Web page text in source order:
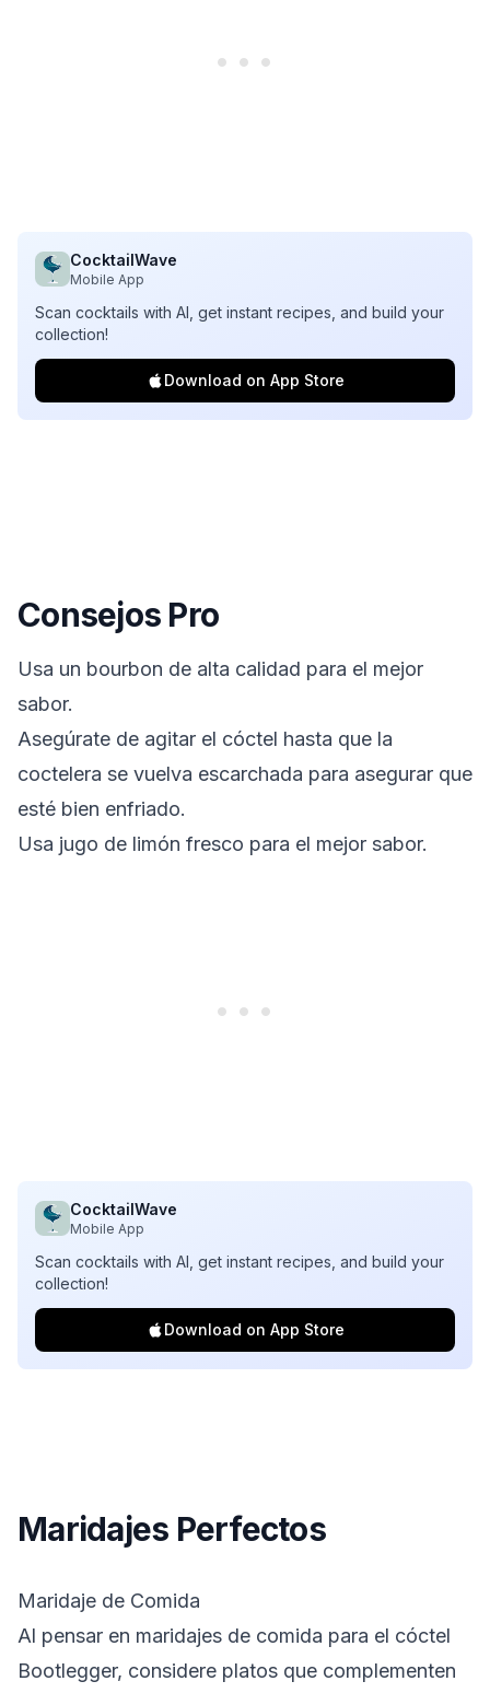
CocktailWave
Mobile App
Scan cocktails with AI, get instant recipes, and build your
collection!
Download on App Store
Consejos Pro
Usa un bourbon de alta calidad para el mejor
sabor.
Asegúrate de agitar el cóctel hasta que la
coctelera se vuelva escarchada para asegurar que
esté bien enfriado.
Usa jugo de limón fresco para el mejor sabor.
CocktailWave
Mobile App
Scan cocktails with AI, get instant recipes, and build your
collection!
Download on App Store
Maridajes Perfectos
Maridaje de Comida
Al pensar en maridajes de comida para el cóctel
Bootlegger, considere platos que complementen